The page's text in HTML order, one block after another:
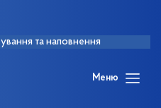
та наповнення
Меню